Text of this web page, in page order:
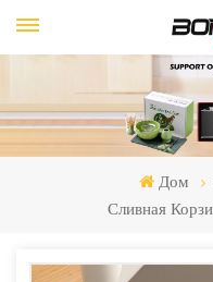
Дом
Сливная